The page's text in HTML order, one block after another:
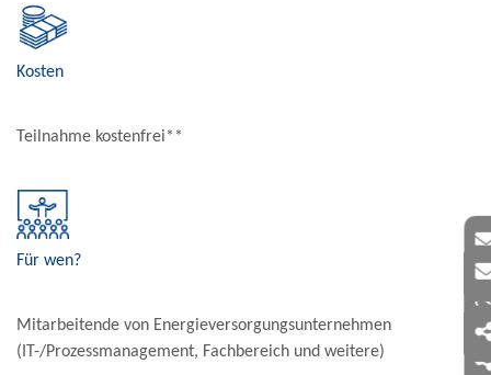
Kosten
Teilnahme kostenfrei**
Für wen?
Mitarbeitende von Energieversorgungsunternehmen
(IT-/Prozessmanagement, Fachbereich und weitere)